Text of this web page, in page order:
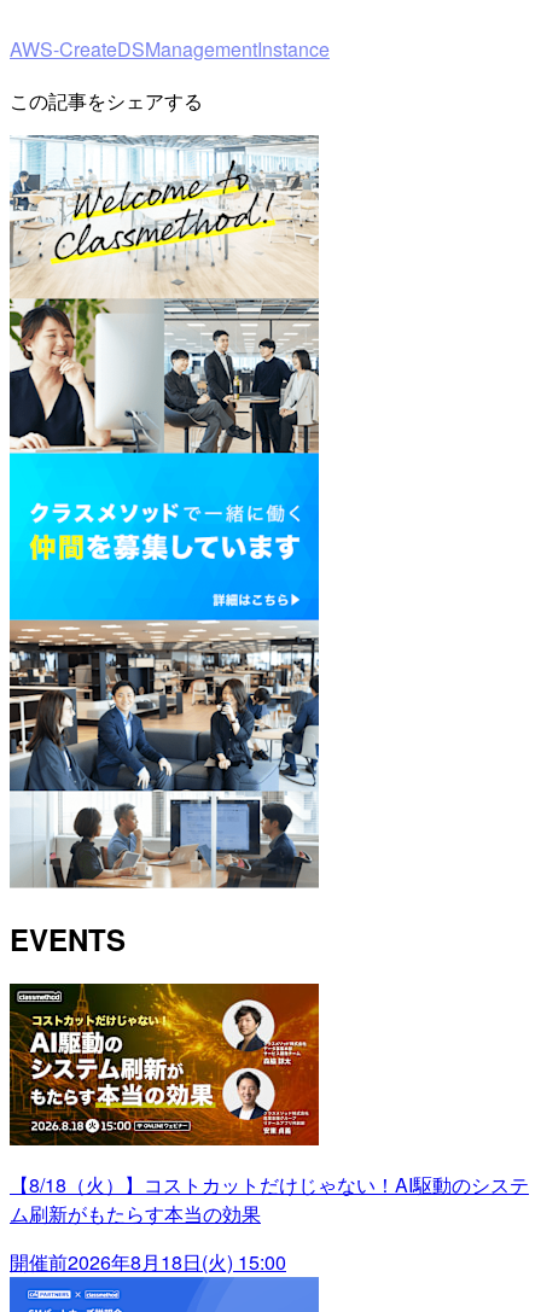
AWS-CreateDSManagementInstance
この記事をシェアする
EVENTS
【8/18（火）】コストカットだけじゃない！AI駆動のシステ
ム刷新がもたらす本当の効果
開催前2026年8月18日(火) 15:00